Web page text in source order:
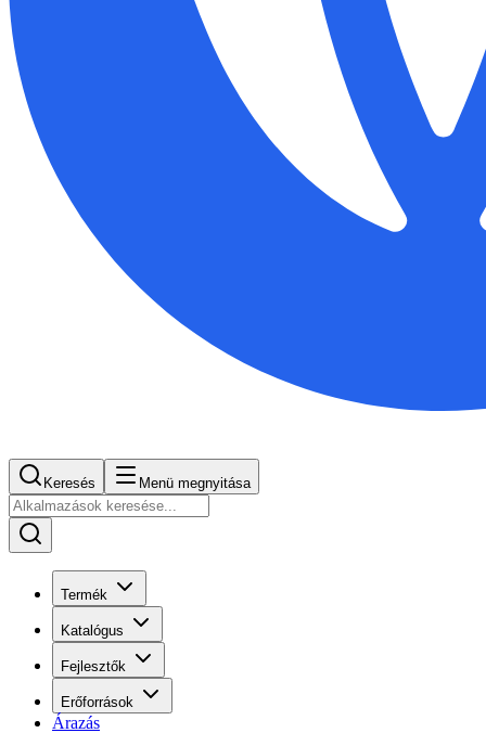
Keresés Menü megnyitása
Termék
Katalógus
Fejlesztők
Erőforrások
Árazás